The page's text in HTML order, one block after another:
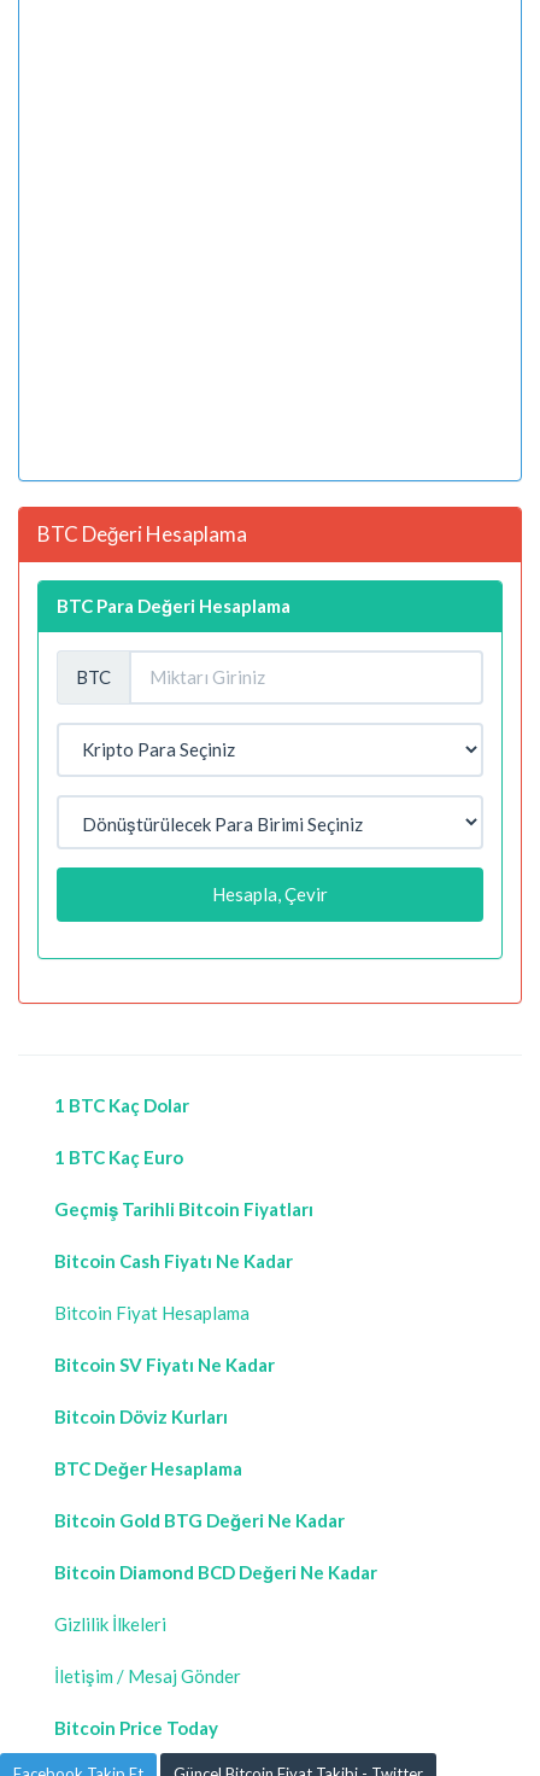
BTC Değeri Hesaplama
BTC Para Değeri Hesaplama
BTC
Hesapla, Çevir
1 BTC Kaç Dolar
1 BTC Kaç Euro
Geçmiş Tarihli Bitcoin Fiyatları
Bitcoin Cash Fiyatı Ne Kadar
Bitcoin Fiyat Hesaplama
Bitcoin SV Fiyatı Ne Kadar
Bitcoin Döviz Kurları
BTC Değer Hesaplama
Bitcoin Gold BTG Değeri Ne Kadar
Bitcoin Diamond BCD Değeri Ne Kadar
Gizlilik İlkeleri
İletişim / Mesaj Gönder
Bitcoin Price Today